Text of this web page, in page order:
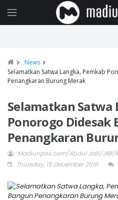
News
Selamatkan Satwa Langka, Pemkab
Penangkaran Burung Merak
Selamatkan Satwa
Ponorogo Didesak
Penangkaran
Madiunpos.com/Abdul Jalil/JIBI/
Thursday, 15 December 2016